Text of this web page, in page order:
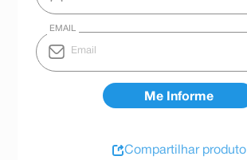
Compartilhar produto